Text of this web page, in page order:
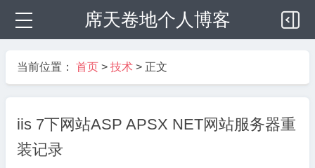
席天卷地个人博客
当前位置： 首页 > 技术 > 正文
iis 7下网站ASP APSX NET网站服务器重
装记录